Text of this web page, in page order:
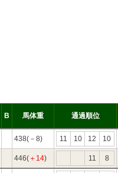
B 馬体重 通過順位
438(－8) 11 10 12 10
446( ＋14) 11 8